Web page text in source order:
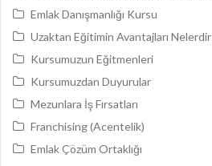
Emlak Danışmanlığı Kursu
Uzaktan Eğitimin Avantajları Nelerdir
Kursumuzun Eğitmenleri
Kursumuzdan Duyurular
Mezunlara İş Fırsatları
Franchising (Acentelik)
Emlak Çözüm Ortaklığı